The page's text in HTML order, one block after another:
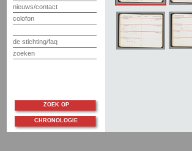
nieuws/contact
colofon
de stichting/faq
zoeken
ZOEK OP
CHRONOLOGIE